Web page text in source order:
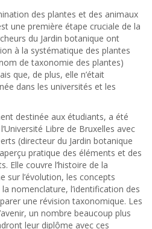
des plantes et des animaux
une première étape cruciale de la
du Jardin botanique ont
à la systématique des plantes
de taxonomie des plantes)
que, de plus, elle n’était
dans les universités et les
destinée aux étudiants, a été
Libre de Bruxelles avec
(directeur du Jardin botanique
pratique des éléments et des
Elle couvre l’histoire de la
sur l’évolution, les concepts
la nomenclature, l’identification des
une révision taxonomique. Les
un nombre beaucoup plus
leur diplôme avec ces